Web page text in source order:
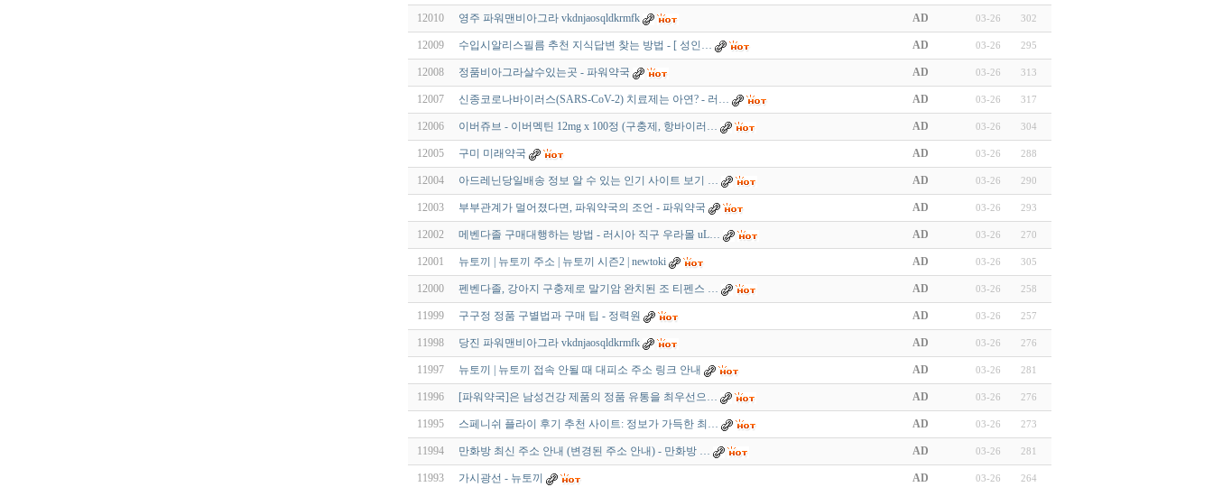
12010 영주 파워맨비아그라 vkdnjaosqldkrmfk AD 03-26 302
12009 수입시알리스필름 추천 지식답변 찾는 방법 - [ 성인… AD 03-26 295
12008 정품비아그라살수있는곳 - 파워약국 AD 03-26 313
12007 신종코로나바이러스(SARS-CoV-2) 치료제는 아연? - 러… AD 03-26 317
12006 이버쥬브 - 이버멕틴 12mg x 100정 (구충제, 항바이러… AD 03-26 304
12005 구미 미래약국 AD 03-26 288
12004 아드레닌당일배송 정보 알 수 있는 인기 사이트 보기 … AD 03-26 290
12003 부부관계가 멀어졌다면, 파워약국의 조언 - 파워약국 AD 03-26 293
12002 메벤다졸 구매대행하는 방법 - 러시아 직구 우라몰 uL… AD 03-26 270
12001 뉴토끼 | 뉴토끼 주소 | 뉴토끼 시즌2 | newtoki AD 03-26 305
12000 펜벤다졸, 강아지 구충제로 말기암 완치된 조 티펜스 … AD 03-26 258
11999 구구정 정품 구별법과 구매 팁 - 정력원 AD 03-26 257
11998 당진 파워맨비아그라 vkdnjaosqldkrmfk AD 03-26 276
11997 뉴토끼 | 뉴토끼 접속 안될 때 대피소 주소 링크 안내 AD 03-26 281
11996 [파워약국]은 남성건강 제품의 정품 유통을 최우선으… AD 03-26 276
11995 스페니쉬 플라이 후기 추천 사이트: 정보가 가득한 최… AD 03-26 273
11994 만화방 최신 주소 안내 (변경된 주소 안내) - 만화방 … AD 03-26 281
11993 가시광선 - 뉴토끼 AD 03-26 264